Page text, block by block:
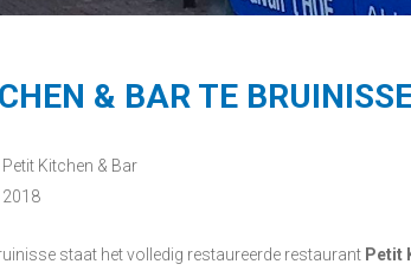
& BAR TE
Petit Kitchen & Bar
2018
staat het volledig restaureerde restaurant Petit